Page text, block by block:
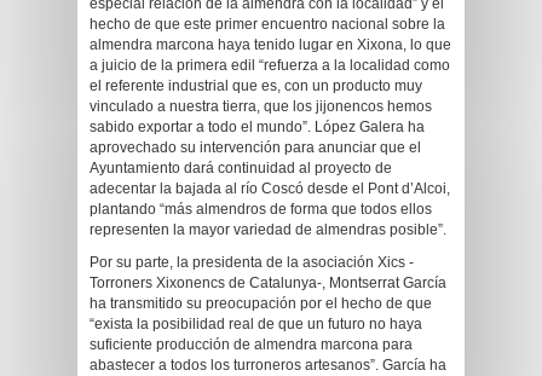
especial relación de la almendra con la localidad” y el
hecho de que este primer encuentro nacional sobre la
almendra marcona haya tenido lugar en Xixona, lo que
a juicio de la primera edil “refuerza a la localidad como
el referente industrial que es, con un producto muy
vinculado a nuestra tierra, que los jijonencos hemos
sabido exportar a todo el mundo”. López Galera ha
aprovechado su intervención para anunciar que el
Ayuntamiento dará continuidad al proyecto de
adecentar la bajada al río Coscó desde el Pont d’Alcoi,
plantando “más almendros de forma que todos ellos
representen la mayor variedad de almendras posible”.
Por su parte, la presidenta de la asociación Xics -
Torroners Xixonencs de Catalunya-, Montserrat García
ha transmitido su preocupación por el hecho de que
“exista la posibilidad real de que un futuro no haya
suficiente producción de almendra marcona para
abastecer a todos los turroneros artesanos”. García ha